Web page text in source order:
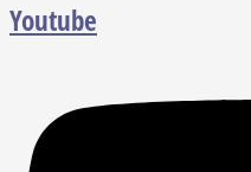
Youtube